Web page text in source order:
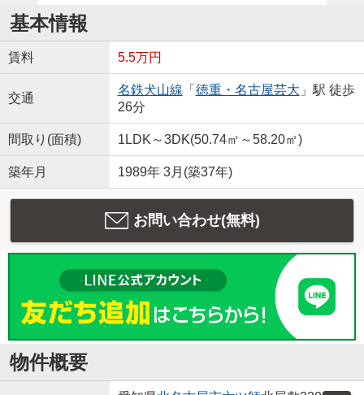
基本情報
賃料 5.5万円
交通
名鉄犬山線 「 徳重・名古屋芸大 」駅 徒歩
26分
間取り(面積) 1LDK～3DK(50.74㎡～58.20㎡)
築年月 1989年 3月(築37年)
お問い合わせ(無料)
物件概要